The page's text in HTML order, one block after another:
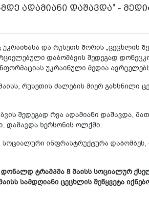
ადამიანი დაშავდა" -
და რუსეთს შორის „ცეცხლის
დაბომბვის შედეგად
უკრაინული მედია
რუსეთის ძალების მიერ გახსნილი
შედეგად რვა ადამიანი დაშავდა,
დაშავდა ხერსონის ოლქში.
ინფრასტრუქტურა
დონალდ ტრამპმა 8 მაისს სოციალურ
სამდღიანი ცეცხლის შეწყვეტა